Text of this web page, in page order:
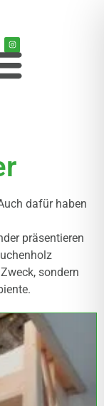
dafür haben
präsentieren
sondern